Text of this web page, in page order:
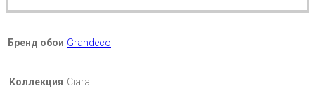
Бренд обои Grandeco
Коллекция Ciara